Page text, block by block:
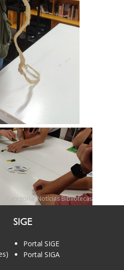
Categoria:Notícias Bibliotecas
SIGE
Portal SIGE
Portal SIGA